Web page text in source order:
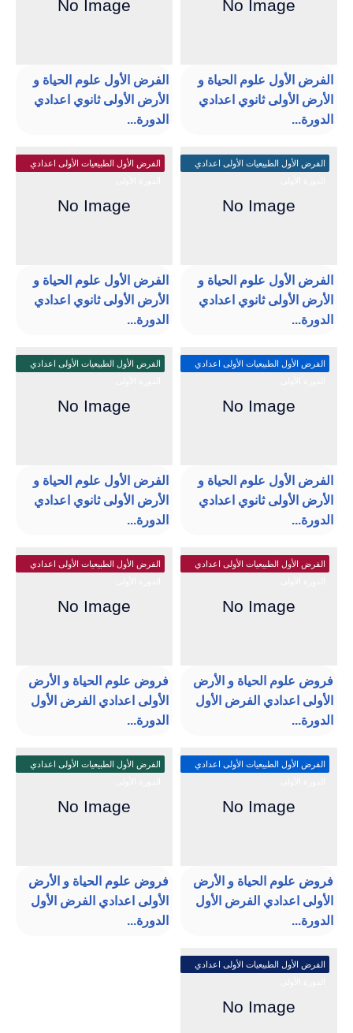
الفرض الأول علوم الحياة و
الأرض الأولى ثانوي اعدادي
الدورة...
الفرض الأول علوم الحياة و
الأرض الأولى ثانوي اعدادي
الدورة...
الفرض الأول الطبيعيات الأولى اعدادي
الفرض الأول علوم الحياة و
الأرض الأولى ثانوي اعدادي
الدورة...
الفرض الأول الطبيعيات الأولى اعدادي
الفرض الأول علوم الحياة و
الأرض الأولى ثانوي اعدادي
الدورة...
الفرض الأول الطبيعيات الأولى اعدادي
الفرض الأول علوم الحياة و
الأرض الأولى ثانوي اعدادي
الدورة...
الفرض الأول الطبيعيات الأولى اعدادي
الفرض الأول علوم الحياة و
الأرض الأولى ثانوي اعدادي
الدورة...
الفرض الأول الطبيعيات الأولى اعدادي
فروض علوم الحياة و الأرض
الأولى اعدادي الفرض الأول
الدورة...
الفرض الأول الطبيعيات الأولى اعدادي
فروض علوم الحياة و الأرض
الأولى اعدادي الفرض الأول
الدورة...
الفرض الأول الطبيعيات الأولى اعدادي
فروض علوم الحياة و الأرض
الأولى اعدادي الفرض الأول
الدورة...
الفرض الأول الطبيعيات الأولى اعدادي
فروض علوم الحياة و الأرض
الأولى اعدادي الفرض الأول
الدورة...
الفرض الأول الطبيعيات الأولى اعدادي